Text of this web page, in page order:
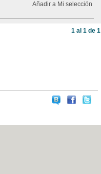
Añadir a Mi selección
1 al 1 de 1